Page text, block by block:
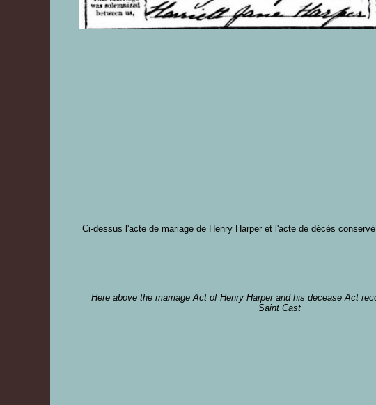
Ci-dessus l'acte de mariage de Henry Harper et l'acte de décès
Here above the marriage Act of Henry Harper and his decease Act
Saint Cast